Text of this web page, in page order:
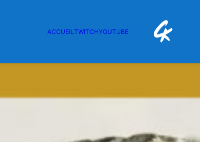
ACCUEILTWITCHYOUTUBE